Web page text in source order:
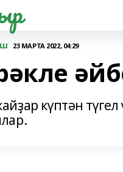
23 МАРТА 2022, 04:29
күптән